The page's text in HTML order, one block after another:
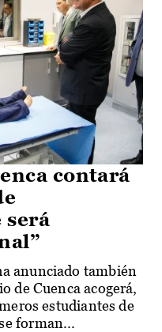
contará
será
anunciado también
de Cuenca acogerá,
estudiantes de
forman...